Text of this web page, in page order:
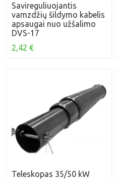
Savireguliuojantis
vamzdžių šildymo kabelis
apsaugai nuo užšalimo
DVS-17
2,42 €
Teleskopas 35/50 kW